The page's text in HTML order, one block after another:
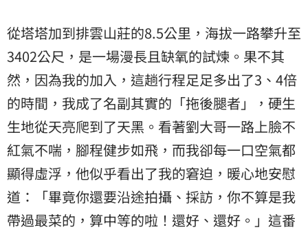
從塔塔加到排雲山莊的8.5公里，海拔一路攀升至
3402公尺，是一場漫長且缺氧的試煉。果不其
然，因為我的加入，這趟行程足足多出了3、4倍
的時間，我成了名副其實的「拖後腿者」，硬生
生地從天亮爬到了天黑。看著劉大哥一路上臉不
紅氣不喘，腳程健步如飛，而我卻每一口空氣都
顯得虛浮，他似乎看出了我的窘迫，暖心地安慰
道：「畢竟你還要沿途拍攝、採訪，你不算是我
帶過最菜的，算中等的啦！還好、還好。」這番